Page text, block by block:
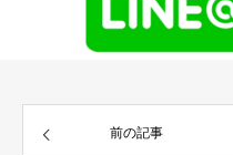
前の記事